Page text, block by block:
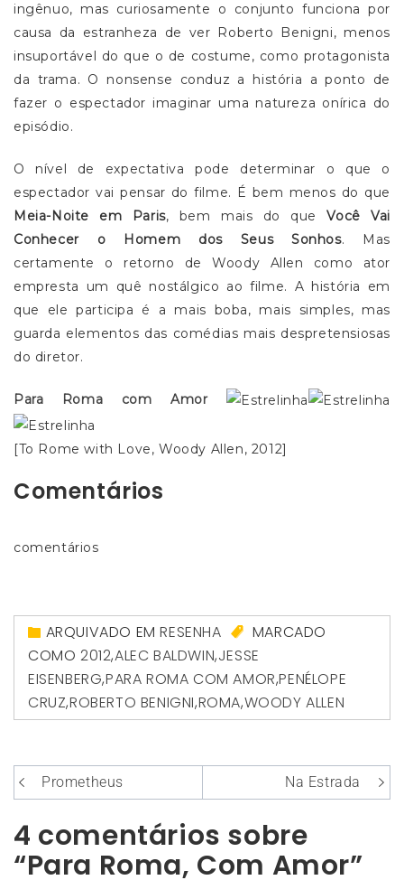
ingênuo, mas curiosamente o conjunto funciona por
causa da estranheza de ver Roberto Benigni, menos
insuportável do que o de costume, como protagonista
da trama. O nonsense conduz a história a ponto de
fazer o espectador imaginar uma natureza onírica do
episódio.
O nível de expectativa pode determinar o que o
espectador vai pensar do filme. É bem menos do que
Meia-Noite em Paris, bem mais do queVocê Vai
Conhecer o Homem dos Seus Sonhos. Mas
certamente o retorno de Woody Allen como ator
empresta um quê nostálgico ao filme. A história em
que ele participa é a mais boba, mais simples, mas
guarda elementos das comédias mais despretensiosas
do diretor.
Para Roma com Amor
[To Rome with Love, Woody Allen, 2012]
Comentários
comentários
ARQUIVADO EMRESENHA
MARCADO
COMO 2012,ALEC BALDWIN,JESSE
EISENBERG,PARA ROMA COM AMOR,PENÉLOPE
CRUZ,ROBERTO BENIGNI,ROMA,WOODY ALLEN
Navegação
de
Post
Prometheus Na Estrada
4 comentários sobre
“Para Roma, Com Amor”